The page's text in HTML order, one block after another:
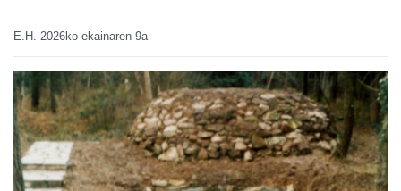
E.H. 2026ko ekainaren 9a